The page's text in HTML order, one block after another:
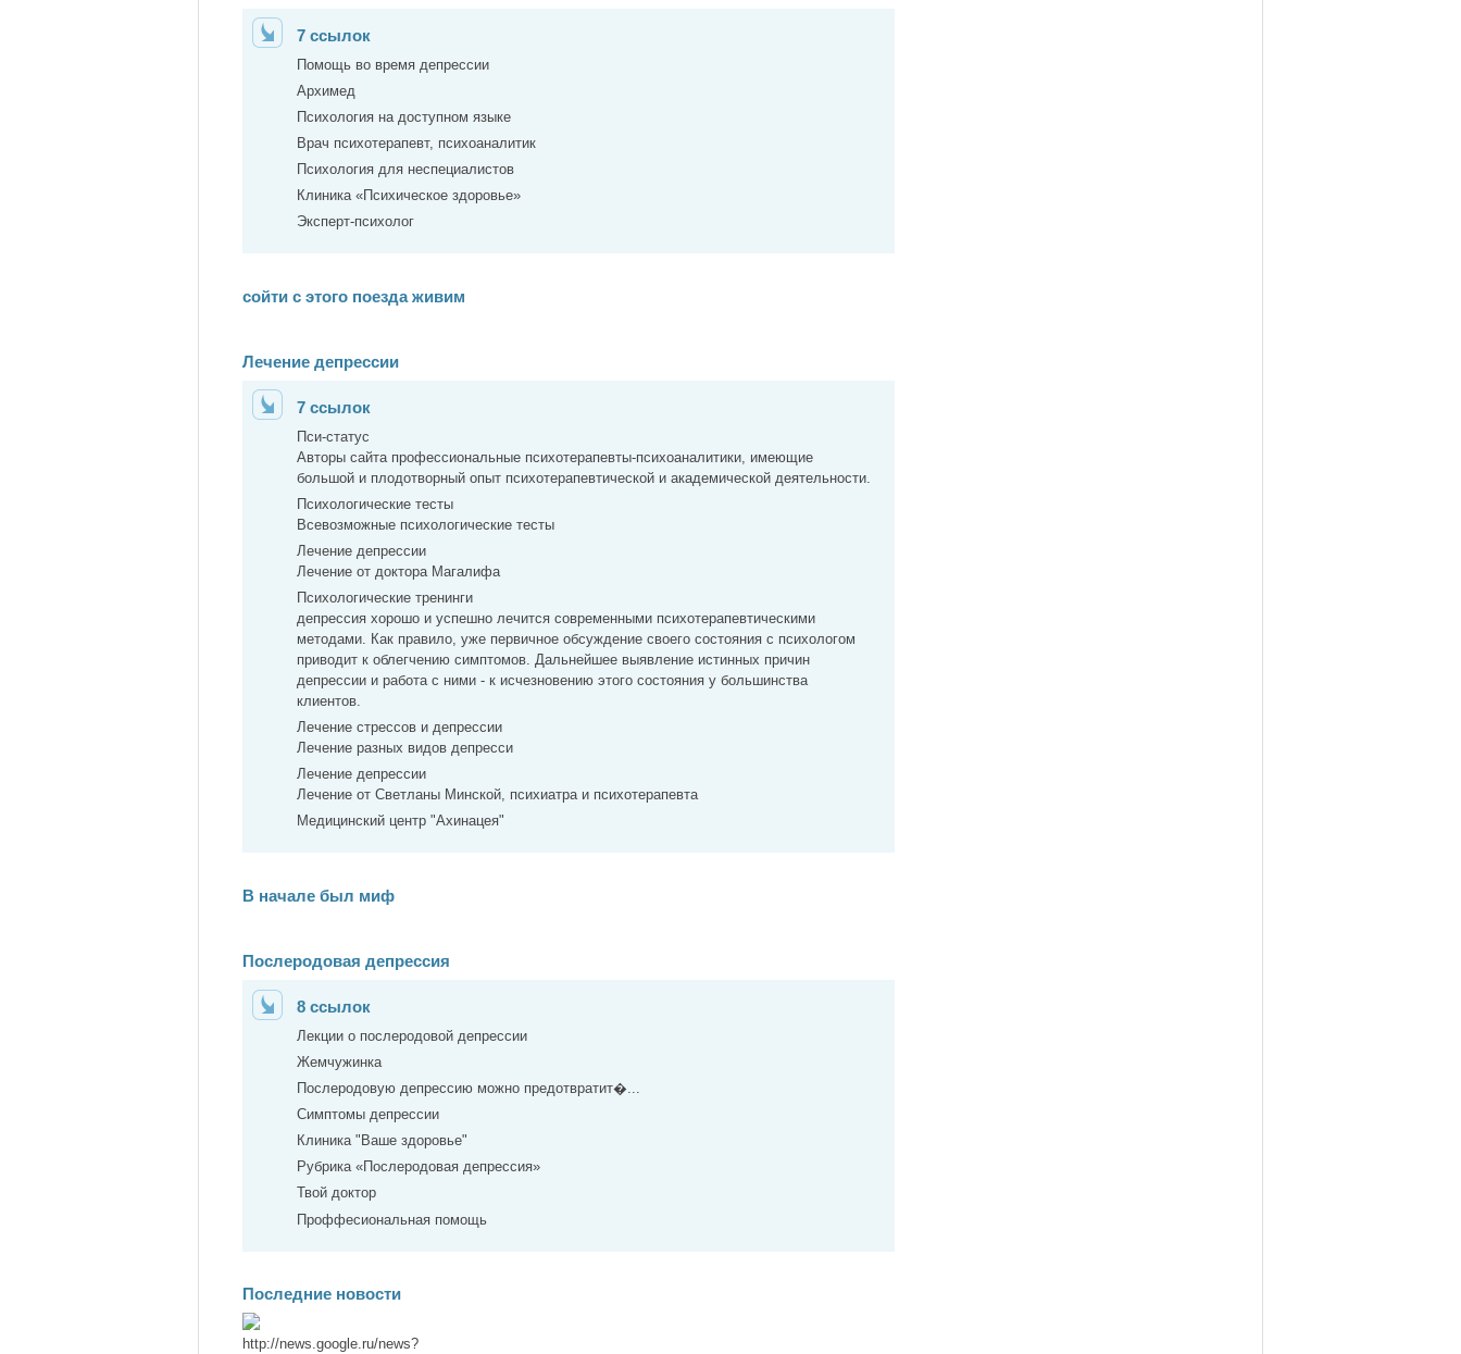
7 ссылок
Помощь во время депрессии
Архимед
Психология на доступном языке
Врач психотерапевт, психоаналитик
Психология для неспециалистов
Клиника «Психическое здоровье»
Эксперт-психолог
сойти с этого поезда живим
Лечение депрессии
7 ссылок
Пси-статус
Авторы сайта профессиональные психотерапевты-психоаналитики, имеющие
большой и плодотворный опыт психотерапевтической и академической деятельности.
Психологические тесты
Всевозможные психологические тесты
Лечение депрессии
Лечение от доктора Магалифа
Психологические тренинги
депрессия хорошо и успешно лечится современными психотерапевтическими
методами. Как правило, уже первичное обсуждение своего состояния с психологом
приводит к облегчению симптомов. Дальнейшее выявление истинных причин
депрессии и работа с ними - к исчезновению этого состояния у большинства
клиентов.
Лечение стрессов и депрессии
Лечение разных видов депресси
Лечение депрессии
Лечение от Светланы Минской, психиатра и психотерапевта
Медицинский центр "Ахинацея"
В начале был миф
Послеродовая депрессия
8 ссылок
Лекции о послеродовой депрессии
Жемчужинка
Послеродовую депрессию можно предотвратит�...
Симптомы депрессии
Клиника "Ваше здоровье"
Рубрика «Послеродовая депрессия»
Твой доктор
Проффесиональная помощь
Последние новости
http://news.google.ru/news?